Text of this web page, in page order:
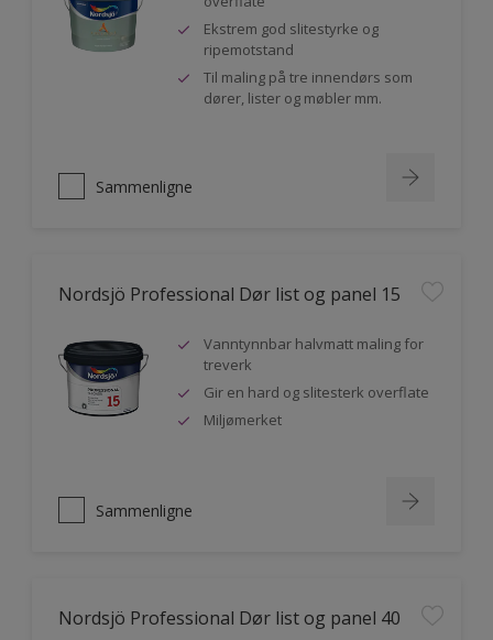
Ekstrem god slitestyrke og
ripemotstand
Til maling på tre innendørs som
dører, lister og møbler mm.
Sammenligne
Nordsjö Professional Dør list og panel 15
Vanntynnbar halvmatt maling for
treverk
Gir en hard og slitesterk overflate
Miljømerket
Sammenligne
Nordsjö Professional Dør list og panel 40